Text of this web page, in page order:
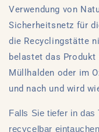
Verwendung von
Sicherheitsnetz für
die Recyclingstätte
belastet das
Müllhalden oder im
und nach und wird
Falls Sie tiefer in das
recycelbar